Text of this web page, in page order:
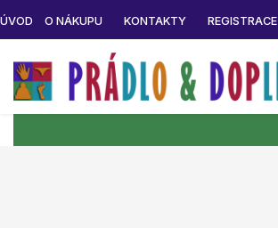
ÚVOD O NÁKUPU KONTAKTY REGISTRACE